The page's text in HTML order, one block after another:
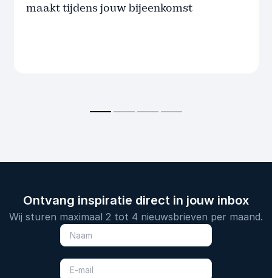
maakt tijdens jouw bijeenkomst
Ontvang inspiratie direct in jouw inbox
Wij sturen maximaal 2 tot 4 nieuwsbrieven per maand.